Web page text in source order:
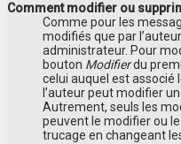
Comment modifier ou
Comme pour les
modifiés que par
administrateur. Pour
bouton Modifierdu
celui auquel est associé
l’auteur peut modifier
Autrement, seuls les
peuvent le modifier ou
trucage en changeant